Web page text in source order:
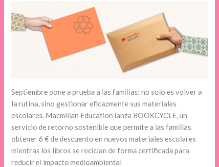
Septiembre pone a prueba a las familias: no solo es volver a
la rutina, sino gestionar eficazmente sus materiales
escolares. Macmillan Education lanza BOOKCYCLE, un
servicio de retorno sostenible que permite a las familias
obtener 6 € de descuento en nuevos materiales escolares
mientras los libros se reciclan de forma certificada para
reducir el impacto medioambiental